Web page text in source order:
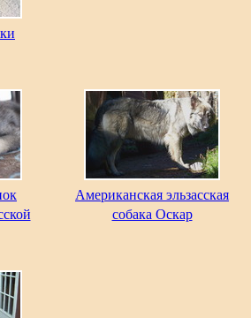
Американская эльзасская
собака Оскар